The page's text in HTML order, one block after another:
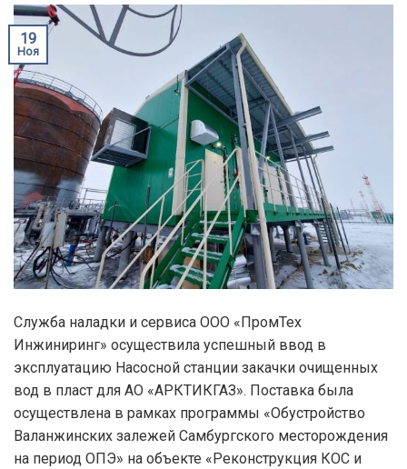
19
Ноя
Служба наладки и сервиса ООО «ПромТех
Инжиниринг» осуществила успешный ввод в
эксплуатацию Насосной станции закачки очищенных
вод в пласт для АО «АРКТИКГАЗ». Поставка была
осуществлена в рамках программы «Обустройство
Валанжинских залежей Самбургского месторождения
на период ОПЭ» на объекте «Реконструкция КОС и